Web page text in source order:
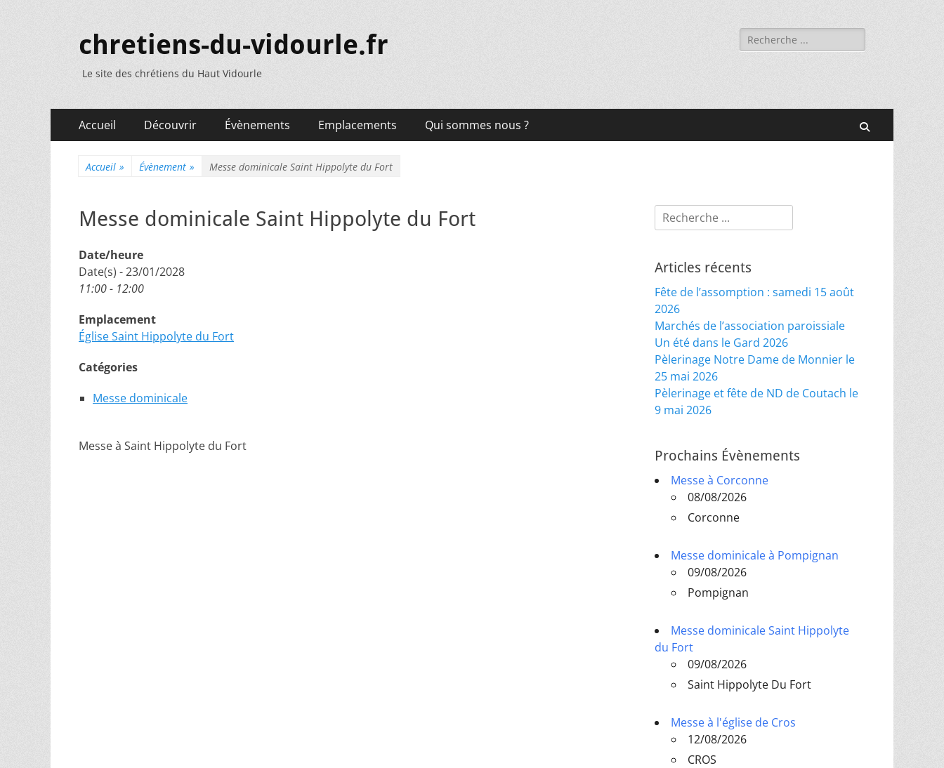
chretiens-du-vidourle.fr
Le site des chrétiens du Haut Vidourle
Rechercher :
Menu
principal
Accueil Découvrir Évènements Emplacements Qui sommes nous ?
Accueil » Évènement » Messe dominicale Saint Hippolyte du Fort
Messe dominicale Saint Hippolyte du Fort
Date/heure
Date(s) - 23/01/2028
11:00 - 12:00
Emplacement
Église Saint Hippolyte du Fort
Catégories
Messe dominicale
Messe à Saint Hippolyte du Fort
Rechercher :
Articles récents
Fête de l’assomption : samedi 15 août
2026
Marchés de l’association paroissiale
Un été dans le Gard 2026
Pèlerinage Notre Dame de Monnier le
25 mai 2026
Pèlerinage et fête de ND de Coutach le
9 mai 2026
Prochains Évènements
Messe à Corconne
08/08/2026
Corconne
Messe dominicale à Pompignan
09/08/2026
Pompignan
Messe dominicale Saint Hippolyte
du Fort
09/08/2026
Saint Hippolyte Du Fort
Messe à l'église de Cros
12/08/2026
CROS